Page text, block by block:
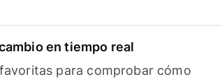
en tiempo real
para comprobar cómo